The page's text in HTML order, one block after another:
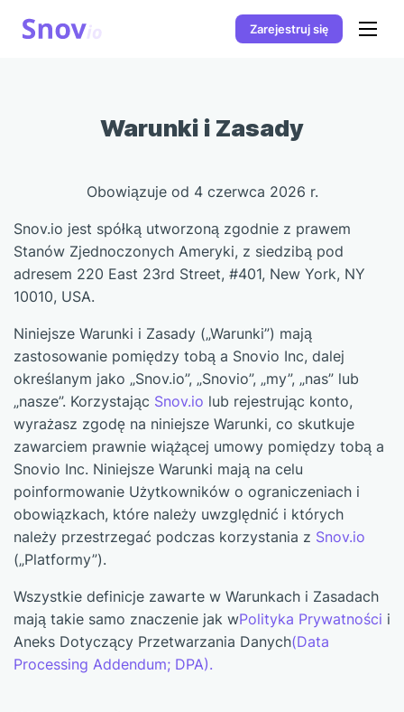
Zarejestruj się
Warunki i Zasady
Obowiązuje od 4 czerwca 2026 r.
Snov.io jest spółką utworzoną zgodnie z prawem
Stanów Zjednoczonych Ameryki, z siedzibą pod
adresem 220 East 23rd Street, #401, New York, NY
10010, USA.
Niniejsze Warunki i Zasady („Warunki”) mają
zastosowanie pomiędzy tobą a Snovio Inc, dalej
określanym jako „Snov.io”, „Snovio”, „my”, „nas” lub
„nasze”. Korzystając Snov.io lub rejestrując konto,
wyrażasz zgodę na niniejsze Warunki, co skutkuje
zawarciem prawnie wiążącej umowy pomiędzy tobą a
Snovio Inc. Niniejsze Warunki mają na celu
poinformowanie Użytkowników o ograniczeniach i
obowiązkach, które należy uwzględnić i których
należy przestrzegać podczas korzystania z Snov.io
(„Platformy”).
Wszystkie definicje zawarte w Warunkach i Zasadach
mają takie samo znaczenie jak wPolityka Prywatności i
Aneks Dotyczący Przetwarzania Danych(Data
Processing Addendum; DPA).